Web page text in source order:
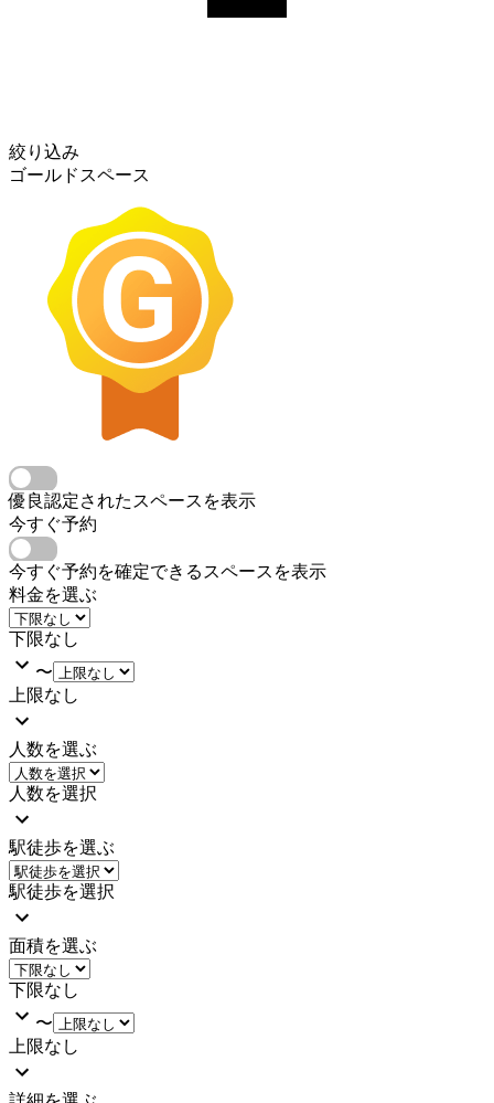
絞り込み
ゴールドスペース
優良認定されたスペースを表示
今すぐ予約
今すぐ予約を確定できるスペースを表示
料金を選ぶ
下限なし
〜
上限なし
人数を選ぶ
人数を選択
駅徒歩を選ぶ
駅徒歩を選択
面積を選ぶ
下限なし
〜
上限なし